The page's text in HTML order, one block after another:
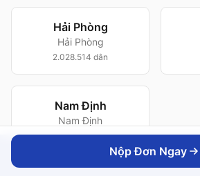
Nộp Đơn Ngay
Hải Phòng
Hải Phòng
2.028.514 dân
Nam Định
Nam Định
252.000 dân
Nộp Đơn Ngay